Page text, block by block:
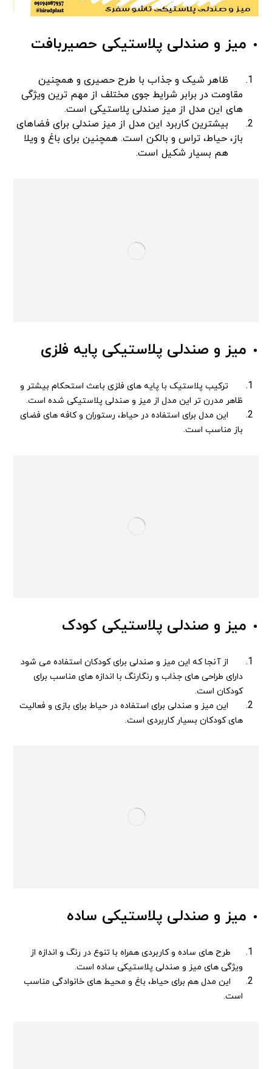
میز و صندلی پلاستیکی حصیربافت
ظاهر شیک و جذاب با طرح حصیری و همچنین
مقاومت در برابر شرایط جوی مختلف از مهم ترین ویژگی
های این مدل از میز صندلی پلاستیکی است.
بیشترین کاربرد این مدل از میز صندلی برای فضاهای
باز، حیاط، تراس و بالکن است. همچنین برای باغ و ویلا
هم بسیار شکیل است.
میز و صندلی پلاستیکی پایه فلزی
ترکیب پلاستیک با پایه های فلزی باعث استحکام بیشتر و
ظاهر مدرن تر این مدل از میز و صندلی پلاستیکی شده است.
این مدل برای استفاده در حیاط، رستوران‌ و کافه های فضای
باز مناسب است.
میز و صندلی پلاستیکی کودک
از آنجا که این میز و صندلی برای کودکان استفاده می شود
دارای طراحی های جذاب و رنگارنگ با اندازه های مناسب برای
کودکان است.
این میز و صندلی برای استفاده در حیاط برای بازی و فعالیت
های کودکان بسیار کاربردی است.
میز و صندلی پلاستیکی ساده
طرح های ساده و کاربردی همراه با تنوع در رنگ و اندازه از
ویژگی های میز و صندلی پلاستیکی ساده است.
این مدل هم برای حیاط، باغ و محیط های خانوادگی مناسب
است.